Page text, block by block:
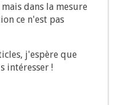
dans la mesure
ce n'est pas
j'espère que
intéresser !